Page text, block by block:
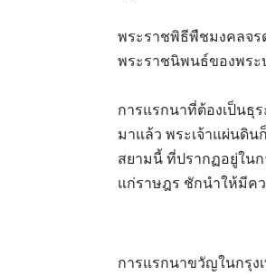
พระราชพิธีพืชมงคลจ
พระราชนิพนธ์ของพระ
การแรกนาที่ต้องเป็นธุ
มาแล้ว พระเจ้าแผ่นดิน
สยามนี้ ที่ปรากฏอยู่ใน
แก่ราษฎร ชักนำให้มีค
การแรกนาขวัญในกรุง